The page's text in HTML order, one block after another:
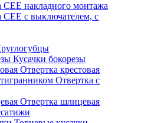
СЕЕ накладного монтажа
СЕЕ с выключателем, с
Кусачки бокорезы
Отвертка крестовая
Отвертка с
Отвертка шлицевая